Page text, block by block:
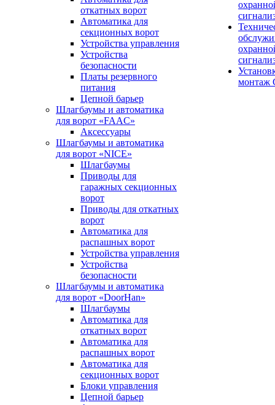
откатных ворот
Автоматика для
секционных ворот
Устройства управления
Устройства
безопасности
Платы резервного
питания
Цепной барьер
Шлагбаумы и автоматика
для ворот «FAAC»
Аксессуары
Шлагбаумы и автоматика
для ворот «NICE»
Шлагбаумы
Приводы для
гаражных секционных
ворот
Приводы для откатных
ворот
Автоматика для
распашных ворот
Устройства управления
Устройства
безопасности
Шлагбаумы и автоматика
для ворот «DoorHan»
Шлагбаумы
Автоматика для
откатных ворот
Автоматика для
распашных ворот
Автоматика для
секционных ворот
Блоки управления
Цепной барьер
монтаж